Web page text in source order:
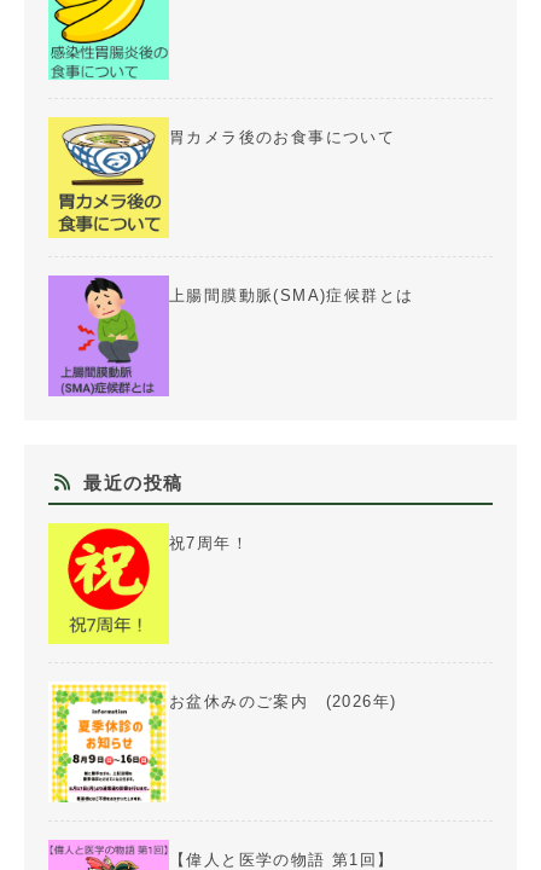
胃カメラ後のお食事について
上腸間膜動脈(SMA)症候群とは
最近の投稿
祝7周年！
お盆休みのご案内 (2026年)
【偉人と医学の物語 第1回】